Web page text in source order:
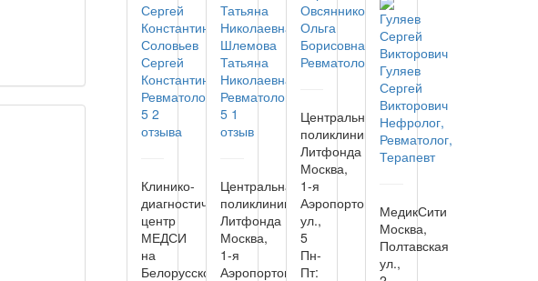
Соловьев
Сергей
Константинович
Ревматолог
5 2
отзыва
Клинико-
диагностический
центр
МЕДСИ
на
Белорусской
Шлемова
Татьяна
Николаевна
Ревматолог
5 1
отзыв
Центральная
поликлиника
Литфонда
Москва,
1-я
Аэропортовская
Овсянникова
Ольга
Борисовна
Ревматолог
Центральная
поликлиника
Литфонда
Москва,
1-я
Аэропортовская
ул.,
5
Пн-
Пт:
Гуляев
Сергей
Викторович
Нефролог,
Ревматолог,
Терапевт
МедикСити
Москва,
Полтавская
ул.,